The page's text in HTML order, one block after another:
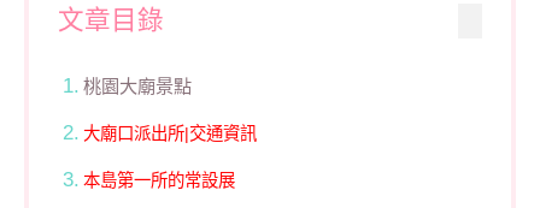
文章目錄
桃園大廟景點
大廟口派出所|交通資訊
本島第一所的常設展